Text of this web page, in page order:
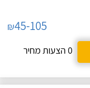
₪45-105
0 הצעות מחיר